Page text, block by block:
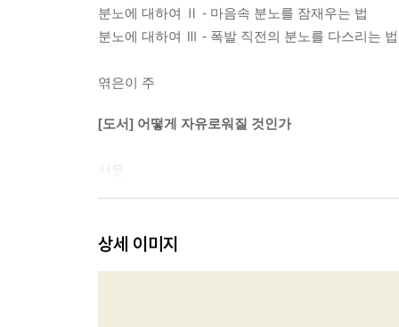
분노에 대하여 Ⅱ - 마음속 분노를 잠재우는 법
분노에 대하여 Ⅲ - 폭발 직전의 분노를 다스리는 법
엮은이 주
[도서] 어떻게 자유로워질 것인가
서문
『엥케이리디온』에 대하여
상세 이미지